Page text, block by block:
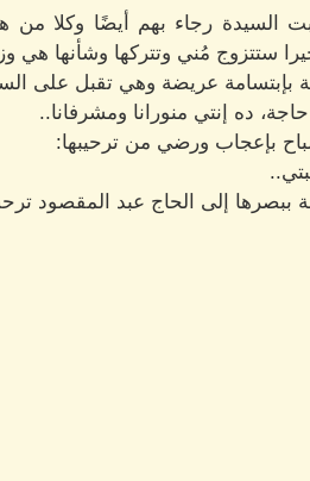
السيدة رجاء بهم أيضًا وكلا من
ستتزوج مُني وتتركها وشأنها هي
بإبتسامة عريضة وهي تقبل على
حاجة، ده إنتي منورانا ومشرفانا..
بإعجاب ورضي من ترحيبها:
ببصرها إلى الحاج عبد المقصود